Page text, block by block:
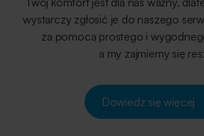
wystarczy zgłosić je do naszego
za pomocą prostego i
a my zajmiemy się
Dowiedz się więcej